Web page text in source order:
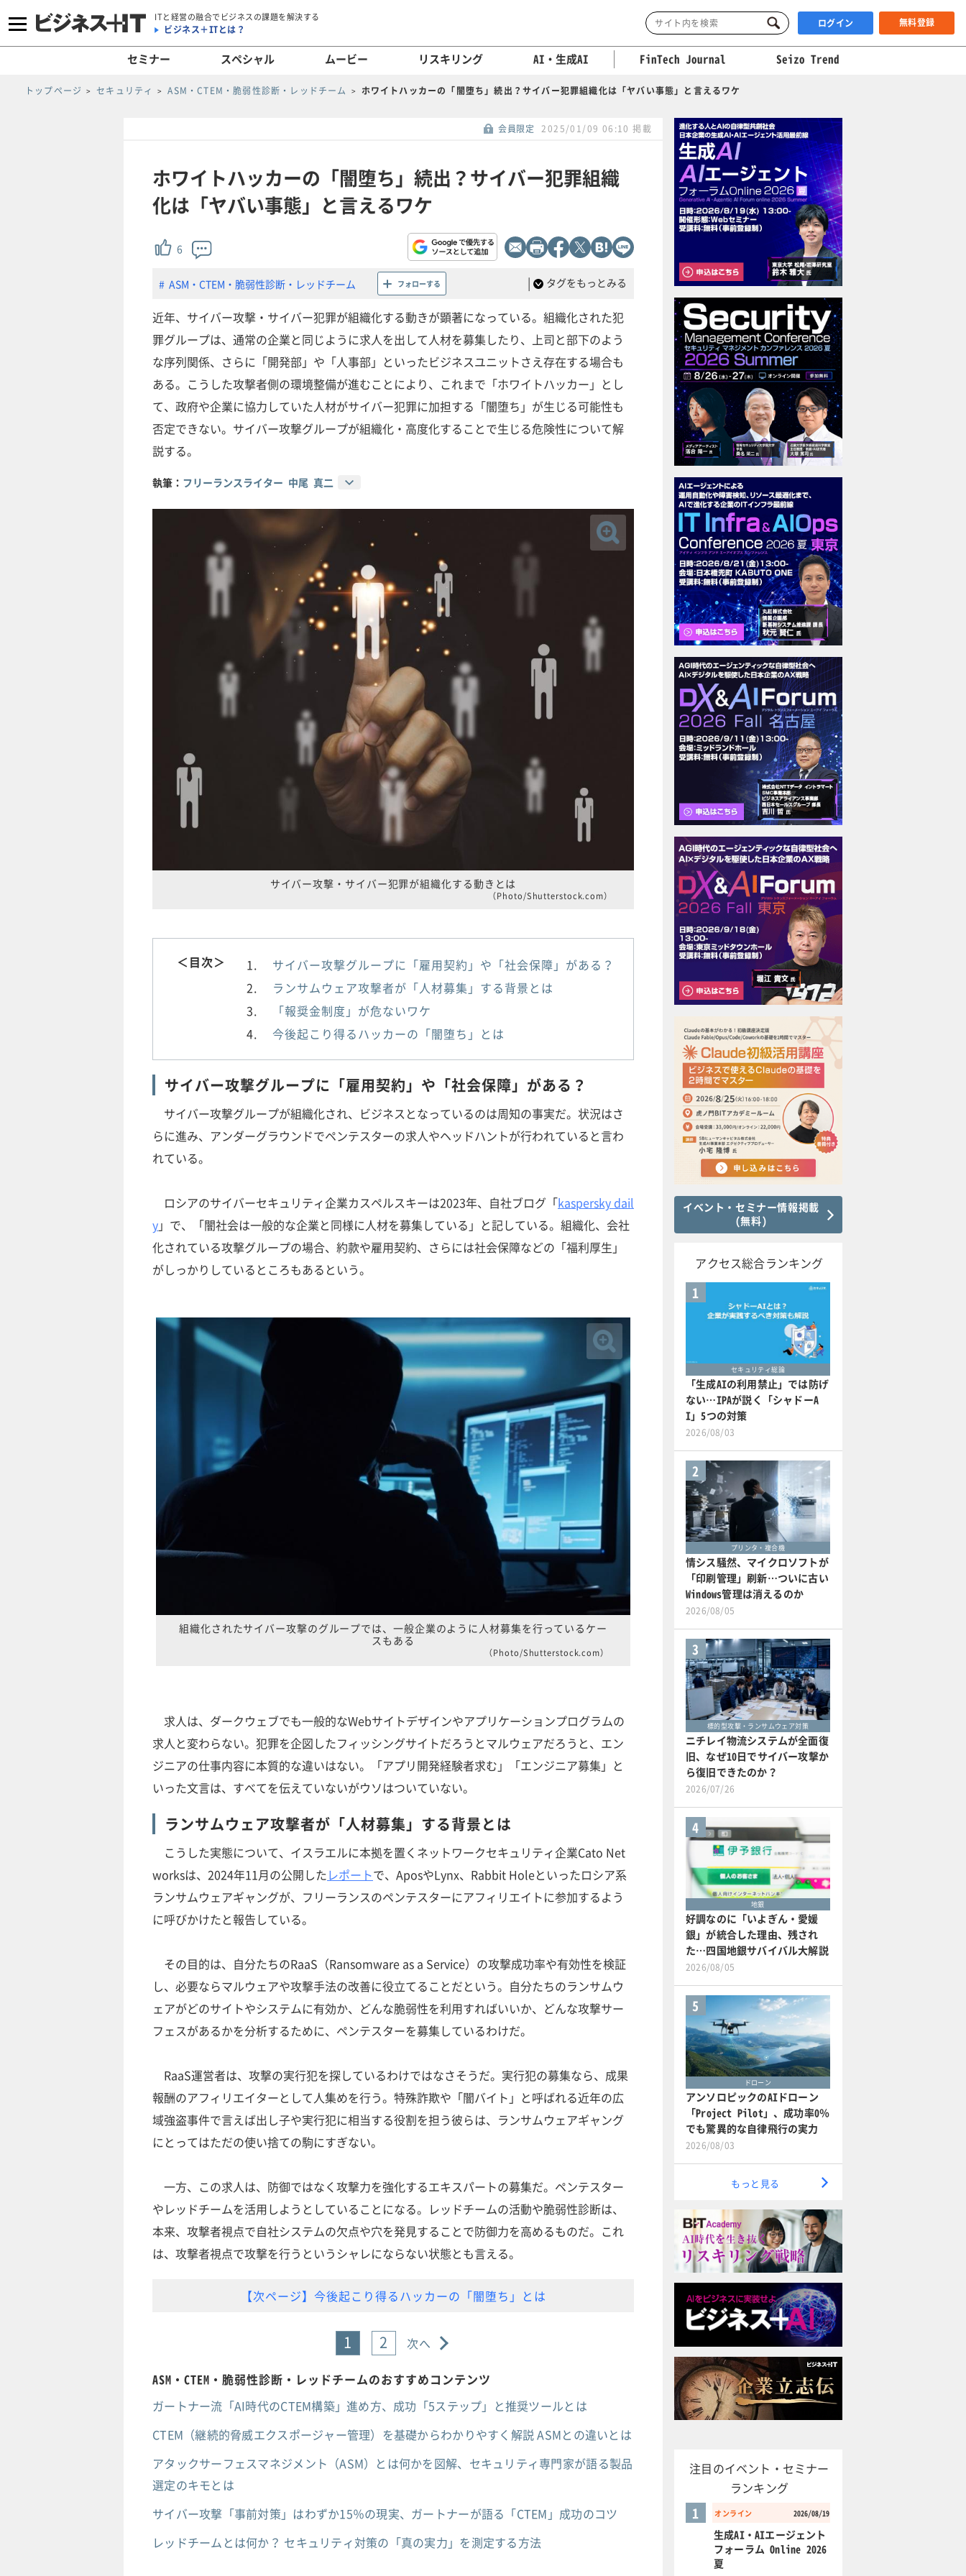
ITと経営の融合でビジネスの課題を解決する
ビジネス＋ITとは？ ログイン 無料登録
セミナー スペシャル ムービー リスキリング AI・生成AI FinTech Journal Seizo Trend
トップページ セキュリティ ASM・CTEM・脆弱性診断・レッドチーム ホワイトハッカーの「闇堕ち」続出？サイバー犯罪組織化は「ヤバい事態」と言えるワケ
会員限定 2025/01/09 06:10 掲載
ホワイトハッカーの「闇堕ち」続出？サイバー犯罪組織
化は「ヤバい事態」と言えるワケ
6
ASM・CTEM・脆弱性診断・レッドチーム フォローする | タグをもっとみる
近年、サイバー攻撃・サイバー犯罪が組織化する動きが顕著になっている。組織化された犯
罪グループは、通常の企業と同じように求人を出して人材を募集したり、上司と部下のよう
な序列関係、さらに「開発部」や「人事部」といったビジネスユニットさえ存在する場合も
ある。こうした攻撃者側の環境整備が進むことにより、これまで「ホワイトハッカー」とし
て、政府や企業に協力していた人材がサイバー犯罪に加担する「闇堕ち」が生じる可能性も
否定できない。サイバー攻撃グループが組織化・高度化することで生じる危険性について解
説する。
執筆： フリーランスライター 中尾 真二
サイバー攻撃・サイバー犯罪が組織化する動きとは
（Photo/Shutterstock.com）
＜目次＞
サイバー攻撃グループに「雇用契約」や「社会保障」がある？
ランサムウェア攻撃者が「人材募集」する背景とは
「報奨金制度」が危ないワケ
今後起こり得るハッカーの「闇堕ち」とは
サイバー攻撃グループに「雇用契約」や「社会保障」がある？
サイバー攻撃グループが組織化され、ビジネスとなっているのは周知の事実だ。状況はさ
らに進み、アンダーグラウンドでペンテスターの求人やヘッドハントが行われていると言わ
れている。
ロシアのサイバーセキュリティ企業カスペルスキーは2023年、自社ブログ「kaspersky dail
y」で、「闇社会は一般的な企業と同様に人材を募集している」と記している。組織化、会社
化されている攻撃グループの場合、約款や雇用契約、さらには社会保障などの「福利厚生」
がしっかりしているところもあるという。
組織化されたサイバー攻撃のグループでは、一般企業のように人材募集を行っているケー
スもある
（Photo/Shutterstock.com）
求人は、ダークウェブでも一般的なWebサイトデザインやアプリケーションプログラムの
求人と変わらない。犯罪を企図したフィッシングサイトだろうとマルウェアだろうと、エン
ジニアの仕事内容に本質的な違いはない。「アプリ開発経験者求む」「エンジニア募集」と
いった文言は、すべてを伝えていないがウソはついていない。
ランサムウェア攻撃者が「人材募集」する背景とは
こうした実態について、イスラエルに本拠を置くネットワークセキュリティ企業Cato Net
worksは、2024年11月の公開したレポートで、AposやLynx、Rabbit Holeといったロシア系
ランサムウェアギャングが、フリーランスのペンテスターにアフィリエイトに参加するよう
に呼びかけたと報告している。
その目的は、自分たちのRaaS（Ransomware as a Service）の攻撃成功率や有効性を検証
し、必要ならマルウェアや攻撃手法の改善に役立てることだという。自分たちのランサムウ
ェアがどのサイトやシステムに有効か、どんな脆弱性を利用すればいいか、どんな攻撃サー
フェスがあるかを分析するために、ペンテスターを募集しているわけだ。
RaaS運営者は、攻撃の実行犯を探しているわけではなさそうだ。実行犯の募集なら、成果
報酬のアフィリエイターとして人集めを行う。特殊詐欺や「闇バイト」と呼ばれる近年の広
域強盗事件で言えば出し子や実行犯に相当する役割を担う彼らは、ランサムウェアギャング
にとってはただの使い捨ての駒にすぎない。
一方、この求人は、防御ではなく攻撃力を強化するエキスパートの募集だ。ペンテスター
やレッドチームを活用しようとしていることになる。レッドチームの活動や脆弱性診断は、
本来、攻撃者視点で自社システムの欠点や穴を発見することで防御力を高めるものだ。これ
は、攻撃者視点で攻撃を行うというシャレにならない状態とも言える。
【次ページ】今後起こり得るハッカーの「闇堕ち」とは
1 2 次へ
ASM・CTEM・脆弱性診断・レッドチームのおすすめコンテンツ
ガートナー流「AI時代のCTEM構築」進め方、成功「5ステップ」と推奨ツールとは
CTEM（継続的脅威エクスポージャー管理）を基礎からわかりやすく解説 ASMとの違いとは
アタックサーフェスマネジメント（ASM）とは何かを図解、セキュリティ専門家が語る製品
選定のキモとは
サイバー攻撃「事前対策」はわずか15％の現実、ガートナーが語る「CTEM」成功のコツ
レッドチームとは何か？ セキュリティ対策の「真の実力」を測定する方法
イベント・セミナー情報掲載
(無料)
アクセス総合ランキング
1
セキュリティ総論
「生成AIの利用禁止」では防げ
ない…IPAが説く「シャドーA
I」5つの対策
2026/08/03
2
プリンタ・複合機
情シス騒然、マイクロソフトが
「印刷管理」刷新…ついに古い
Windows管理は消えるのか
2026/08/05
3
標的型攻撃・ランサムウェア対策
ニチレイ物流システムが全面復
旧、なぜ10日でサイバー攻撃か
ら復旧できたのか？
2026/07/26
4
地銀
好調なのに「いよぎん・愛媛
銀」が統合した理由、残され
た…四国地銀サバイバル大解説
2026/08/05
5
ドローン
アンソロピックのAIドローン
「Project Pilot」、成功率0％
でも驚異的な自律飛行の実力
2026/08/03
もっと見る
注目のイベント・セミナー
ランキング
オンライン 2026/08/19
1
生成AI・AIエージェント
フォーラム Online 2026
夏